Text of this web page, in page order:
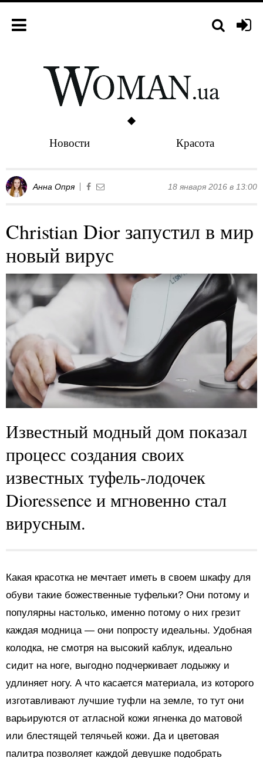
Новости Красота
Анна Опря 18 января 2016 в 13:00
Christian Dior запустил в мир
новый вирус
Известный модный дом показал
процесс создания своих
известных туфель-лодочек
Dioressence и мгновенно стал
вирусным.
Какая красотка не мечтает иметь в своем шкафу для
обуви такие божественные туфельки? Они потому и
популярны настолько, именно потому о них грезит
каждая модница — они попросту идеальны. Удобная
колодка, не смотря на высокий каблук, идеально
сидит на ноге, выгодно подчеркивает лодыжку и
удлиняет ногу. А что касается материала, из которого
изготавливают лучшие туфли на земле, то тут они
варьируются от атласной кожи ягненка до матовой
или блестящей телячьей кожи. Да и цветовая
палитра позволяет каждой девушке подобрать